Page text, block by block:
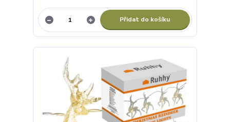
Přidat do košíku